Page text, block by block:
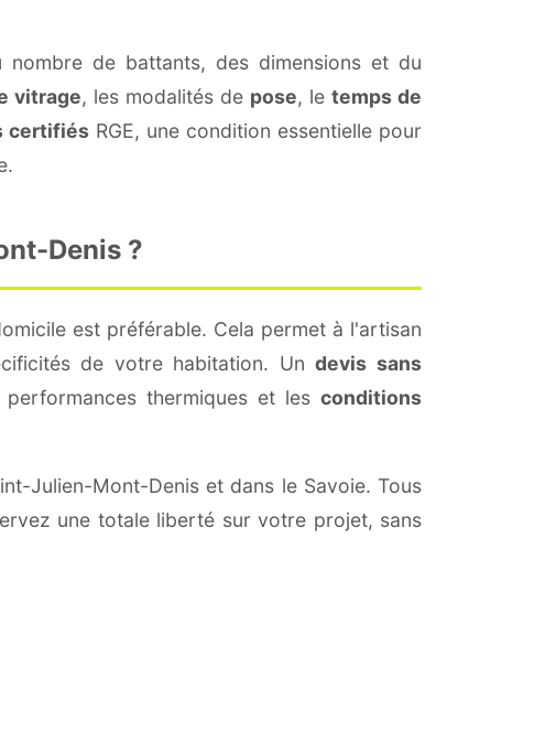
nombre de battants, des dimensions et du
vitrage, les modalités de pose, le temps de
certifiés RGE, une condition essentielle pour
Denis ?
est préférable. Cela permet à l'artisan
de votre habitation. Undevis sans
thermiques et les conditions
Julien-Mont-Denis et dans le Savoie. Tous
une totale liberté sur votre projet, sans